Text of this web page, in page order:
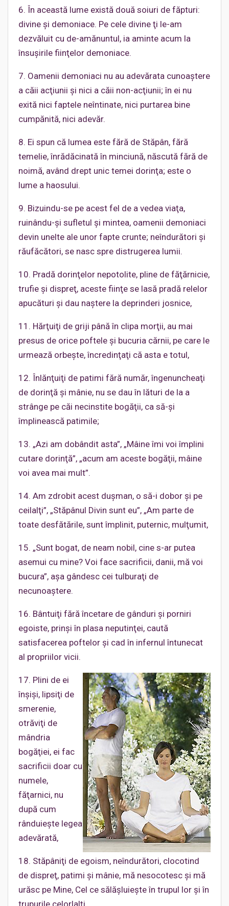
6. În această lume există două soiuri de făpturi:
divine şi demoniace. Pe cele divine ţi le-am
dezvăluit cu de-amănuntul, ia aminte acum la
însuşirile fiinţelor demoniace.
7. Oamenii demoniaci nu au adevărata cunoaştere
a căii acţiunii şi nici a căii non-acţiunii; în ei nu
exită nici faptele neîntinate, nici purtarea bine
cumpănită, nici adevăr.
8. Ei spun că lumea este fără de Stăpân, fără
temelie, înrădăcinată în minciună, născută fără de
noimă, având drept unic temei dorinţa; este o
lume a haosului.
9. Bizuindu-se pe acest fel de a vedea viaţa,
ruinându-şi sufletul şi mintea, oamenii demoniaci
devin unelte ale unor fapte crunte; neîndurători şi
răufăcători, se nasc spre distrugerea lumii.
10. Pradă dorinţelor nepotolite, pline de făţărnicie,
trufie şi dispreţ, aceste fiinţe se lasă pradă relelor
apucături şi dau naştere la deprinderi josnice,
11. Hărţuiţi de griji până în clipa morţii, au mai
presus de orice poftele şi bucuria cărnii, pe care le
urmează orbeşte, încredinţaţi că asta e totul,
12. Înlănţuiţi de patimi fără număr, îngenuncheaţi
de dorinţă şi mânie, nu se dau în lături de la a
strânge pe căi necinstite bogăţii, ca să-şi
împlinească patimile;
13. „Azi am dobândit asta”, „Mâine îmi voi împlini
cutare dorinţă”, „acum am aceste bogăţii, mâine
voi avea mai mult”.
14. Am zdrobit acest duşman, o să-i dobor şi pe
ceilalţi”, „Stăpânul Divin sunt eu”, „Am parte de
toate desfătările, sunt împlinit, puternic, mulţumit,
15. „Sunt bogat, de neam nobil, cine s-ar putea
asemui cu mine? Voi face sacrificii, danii, mă voi
bucura”, aşa gândesc cei tulburaţi de
necunoaştere.
16. Bântuiţi fără încetare de gânduri şi porniri
egoiste, prinşi în plasa neputinţei, caută
satisfacerea poftelor şi cad în infernul întunecat
al propriilor vicii.
17. Plini de ei
înşişi, lipsiţi de
smerenie,
otrăviţi de
mândria
bogăţiei, ei fac
sacrificii doar cu
numele,
făţarnici, nu
după cum
rânduieşte legea
adevărată,
18. Stăpâniţi de egoism, neîndurători, clocotind
de dispreţ, patimi şi mânie, mă nesocotesc şi mă
urăsc pe Mine, Cel ce sălăşluieşte în trupul lor şi în
trupurile celorlalţi,